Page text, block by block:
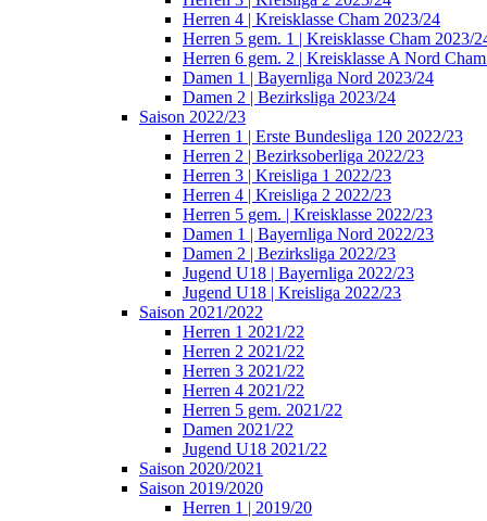
Herren 4 | Kreisklasse Cham 2023/24
Herren 5 gem. 1 | Kreisklasse Cham 2023/
Herren 6 gem. 2 | Kreisklasse A Nord
Damen 1 | Bayernliga Nord 2023/24
Damen 2 | Bezirksliga 2023/24
Saison 2022/23
Herren 1 | Erste Bundesliga 120 2022/23
Herren 2 | Bezirksoberliga 2022/23
Herren 3 | Kreisliga 1 2022/23
Herren 4 | Kreisliga 2 2022/23
Herren 5 gem. | Kreisklasse 2022/23
Damen 1 | Bayernliga Nord 2022/23
Damen 2 | Bezirksliga 2022/23
Jugend U18 | Bayernliga 2022/23
Jugend U18 | Kreisliga 2022/23
Saison 2021/2022
Herren 1 2021/22
Herren 2 2021/22
Herren 3 2021/22
Herren 4 2021/22
Herren 5 gem. 2021/22
Damen 2021/22
Jugend U18 2021/22
Saison 2020/2021
Saison 2019/2020
Herren 1 | 2019/20